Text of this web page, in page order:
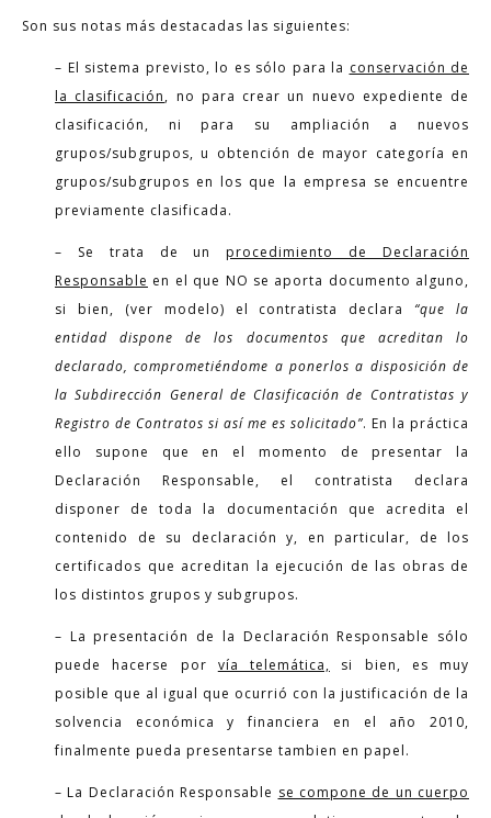
Son sus notas más destacadas las siguientes:
– El sistema previsto, lo es sólo para la conservación de
la clasificación, no para crear un nuevo expediente de
clasificación, ni para su ampliación a nuevos
grupos/subgrupos, u obtención de mayor categoría en
grupos/subgrupos en los que la empresa se encuentre
previamente clasificada.
– Se trata de un procedimiento de Declaración
Responsable en el que NO se aporta documento alguno,
si bien, (ver modelo) el contratista declara“que la
entidad dispone de los documentos que acreditan lo
declarado, comprometiéndome a ponerlos a disposición de
la Subdirección General de Clasificación de Contratistas y
Registro de Contratos si así me es solicitado”. En la práctica
ello supone que en el momento de presentar la
Declaración Responsable, el contratista declara
disponer de toda la documentación que acredita el
contenido de su declaración y, en particular, de los
certificados que acreditan la ejecución de las obras de
los distintos grupos y subgrupos.
– La presentación de la Declaración Responsable sólo
puede hacerse por vía telemática, si bien, es muy
posible que al igual que ocurrió con la justificación de la
solvencia económica y financiera en el año 2010,
finalmente pueda presentarse tambien en papel.
– La Declaración Responsable se compone de un cuerpo